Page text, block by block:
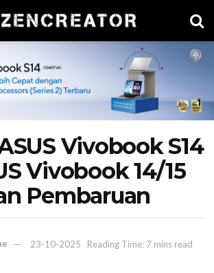
Vivobook S14
Vivobook 14/15
Pembaruan
23-10-2025 Reading Time: 7 mins read